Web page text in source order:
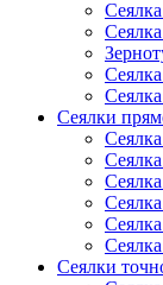
Сеялки
Сеялки